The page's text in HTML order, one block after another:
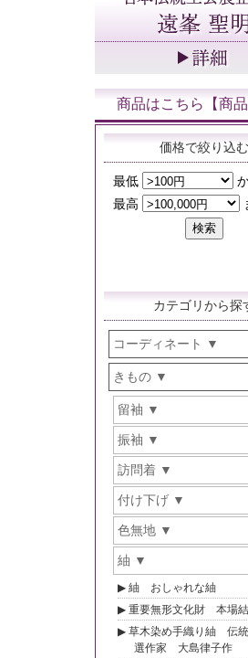
商品はこちら【商品
価格で絞り込む
カテゴリから探
コーディネート
きもの
留袖
振袖
訪問着
付け下げ
色無地
紬
紬 おしゃれな紬
重要無形文化財 本場
草木染め手織り紬 伝
選作家 大島律子作